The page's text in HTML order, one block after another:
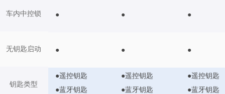
车内中控锁
无钥匙启动
钥匙类型
● ● ●
● ● ●
●遥控钥匙
●蓝牙钥匙
●遥控钥匙
●蓝牙钥匙
●遥控钥匙
●蓝牙钥匙